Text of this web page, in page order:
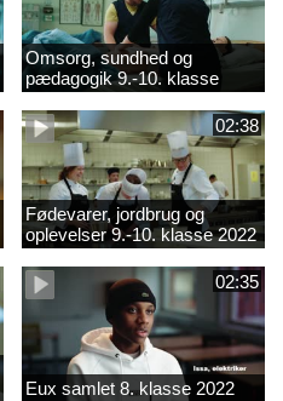
Omsorg, sundhed og
pædagogik 9.-10. klasse
2022
02:38
Fødevarer, jordbrug og
oplevelser 9.-10. klasse 2022
02:35
Eux samlet 8. klasse 2022